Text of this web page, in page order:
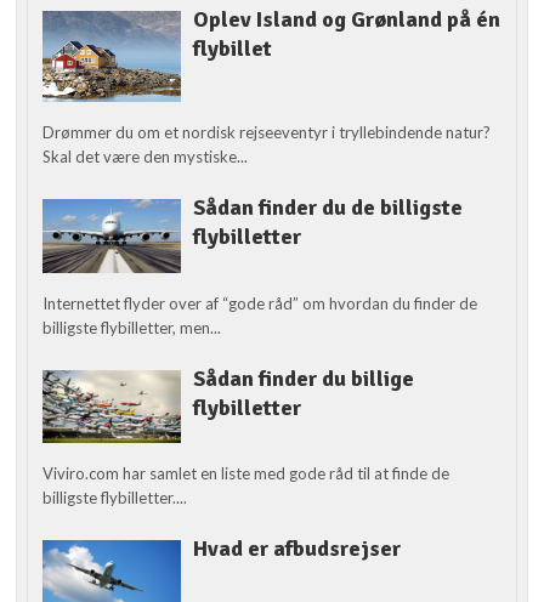
Oplev Island og Grønland på én
flybillet
Drømmer du om et nordisk rejseeventyr i tryllebindende natur?
Skal det være den mystiske...
Sådan finder du de billigste
flybilletter
Internettet flyder over af “gode råd” om hvordan du finder de
billigste flybilletter, men...
Sådan finder du billige
flybilletter
Viviro.com har samlet en liste med gode råd til at finde de
billigste flybilletter....
Hvad er afbudsrejser